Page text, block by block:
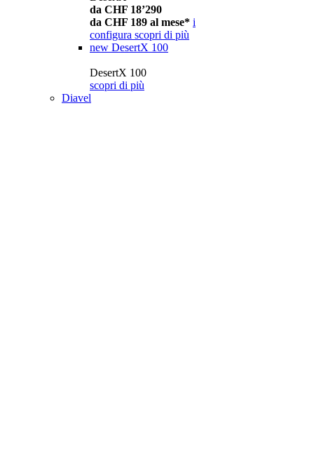
da CHF 18’290
da CHF 189 al mese* i
configura scopri di più
new DesertX 100
DesertX 100
scopri di più
Diavel